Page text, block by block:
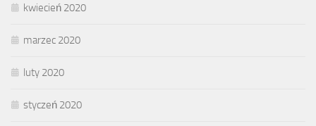
kwiecień 2020
marzec 2020
luty 2020
styczeń 2020